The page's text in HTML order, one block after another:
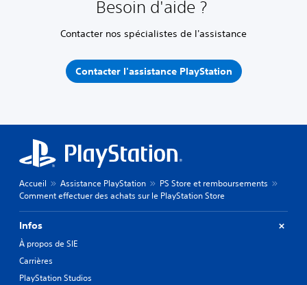
Besoin d'aide ?
Contacter nos spécialistes de l'assistance
Contacter l'assistance PlayStation
Accueil Assistance PlayStation
PS Store et remboursements
Comment effectuer des achats sur le PlayStation Store
Infos
À propos de SIE
Carrières
PlayStation Studios